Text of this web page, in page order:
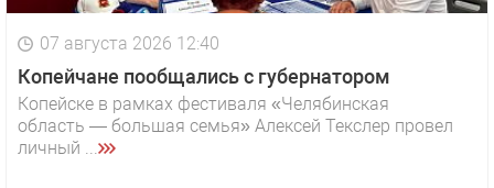
07 августа 2026 12:40
Копейчане пообщались с губернатором
Копейске в рамках фестиваля «Челябинская
область — большая семья» Алексей Текслер провел
личный ...